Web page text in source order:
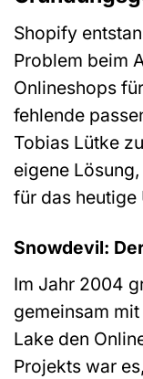
Shopify
Problem beim
Onlineshops
fehlende
Tobias Lütke
eigene
für das heutige
Snowdevil:
Im Jahr 2004
gemeinsam
Lake den
Projekts war